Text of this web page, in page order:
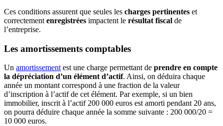
Ces conditions assurent que seules les charges pertinentes et
correctement enregistrées impactent le résultat fiscal de
l’entreprise.
Les amortissements comptables
Un amortissement est une charge permettant de prendre en compte
la dépréciation d’un élément d’actif. Ainsi, on déduira chaque
année un montant correspond à une fraction de la valeur
d’inscription à l’actif de cet élément. Par exemple, si un bien
immobilier, inscrit à l’actif 200 000 euros est amorti pendant 20 ans,
on pourra déduire chaque année la somme suivante : 200 000/20 =
10 000 euros.